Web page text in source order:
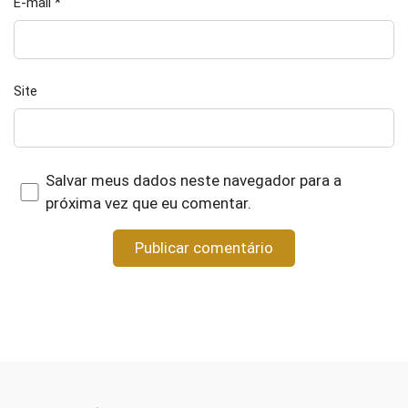
Site
Salvar meus dados neste navegador para a
próxima vez que eu comentar.